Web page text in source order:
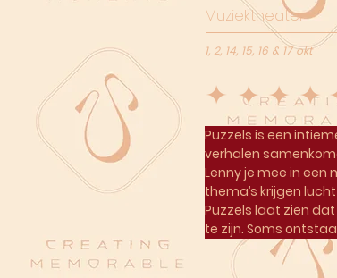
Puzzels is een
verhalen
Lenny je mee in een
thema’s krijgen
Puzzels laat zien
te zijn. Soms
1, 2, 14, 15, 16 & 17 okt
Muziektheater